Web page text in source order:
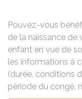
Pouvez-vous
de la naissance de
enfant en vue de
les informations à
(durée, conditions
période du congé,